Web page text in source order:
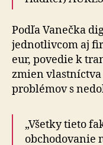
Podľa Vanečka
jednotlivcom aj
eur, povedie k
zmien
problémov s
„Všetky tieto
obchodovanie